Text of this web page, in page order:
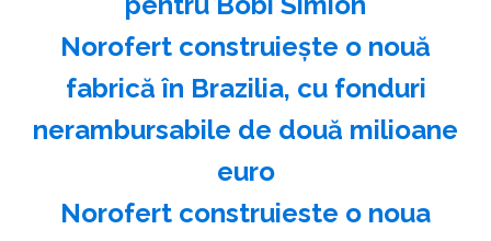
Norofert construieşte o nouă
fabrică în Brazilia, cu fonduri
nerambursabile de două milioane
euro
Norofert construieste o noua